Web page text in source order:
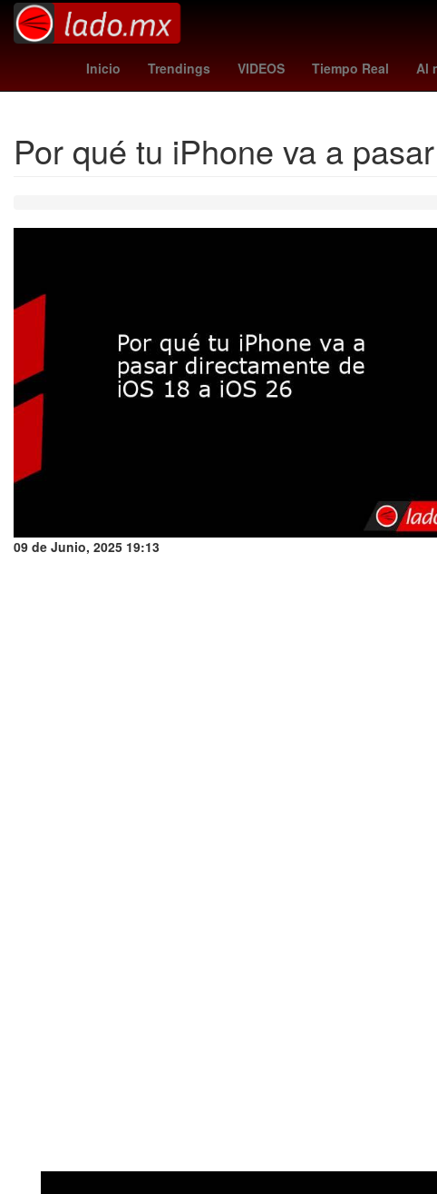
Inicio Trendings VIDEOS Tiempo Real Al
wolves Nueva York Senador
Por qué tu iPhone va a
09 de Junio, 2025 19:13